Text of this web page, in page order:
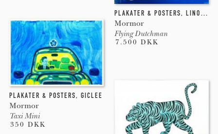
PLAKATER & POSTERS, LINOLEUMSTRYK
Mormor
Flying Dutchman
7.500 DKK
PLAKATER & POSTERS, GICLEE
Mormor
Taxi Mini
350 DKK